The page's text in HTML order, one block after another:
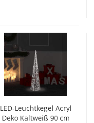
LED-Leuchtkegel Acryl
Deko Kaltweiß 90 cm